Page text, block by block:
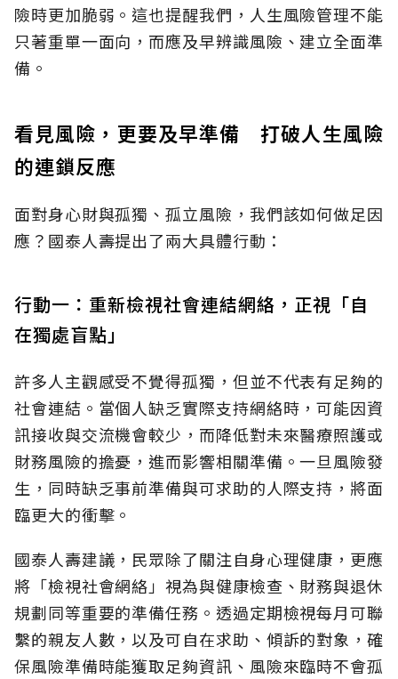
險時更加脆弱。這也提醒我們，人生風險管理不能
只著重單一面向，而應及早辨識風險、建立全面準
備。
看見風險，更要及早準備 打破人生風險
的連鎖反應
面對身心財與孤獨、孤立風險，我們該如何做足因
應？國泰人壽提出了兩大具體行動：
行動一：重新檢視社會連結網絡，正視「自
在獨處盲點」
許多人主觀感受不覺得孤獨，但並不代表有足夠的
社會連結。當個人缺乏實際支持網絡時，可能因資
訊接收與交流機會較少，而降低對未來醫療照護或
財務風險的擔憂，進而影響相關準備。一旦風險發
生，同時缺乏事前準備與可求助的人際支持，將面
臨更大的衝擊。
國泰人壽建議，民眾除了關注自身心理健康，更應
將「檢視社會網絡」視為與健康檢查、財務與退休
規劃同等重要的準備任務。透過定期檢視每月可聯
繫的親友人數，以及可自在求助、傾訴的對象，確
保風險準備時能獲取足夠資訊、風險來臨時不會孤